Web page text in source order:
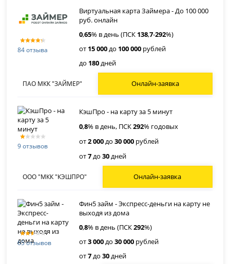
84 отзыва
Виртуальная карта Займера - До 100 000
руб. онлайн
0,65% в день (ПСК 138,7-292%)
от 15 000до 100 000 рублей
до 180дней
ПАО МКК "ЗАЙМЕР" Онлайн-заявка
9 отзывов
КэшПро - на карту за 5 минут
0,8% в день, ПСК292% годовых
от2 000до30 000 рублей
от7до30дней
ООО "МКК "КЭШПРО" Онлайн-заявка
65 отзывов
Фин5 займ - Экспресс-деньги на карту не
выходя из дома
0,8% в день (ПСК292%)
от3 000до30 000 рублей
от7до30дней